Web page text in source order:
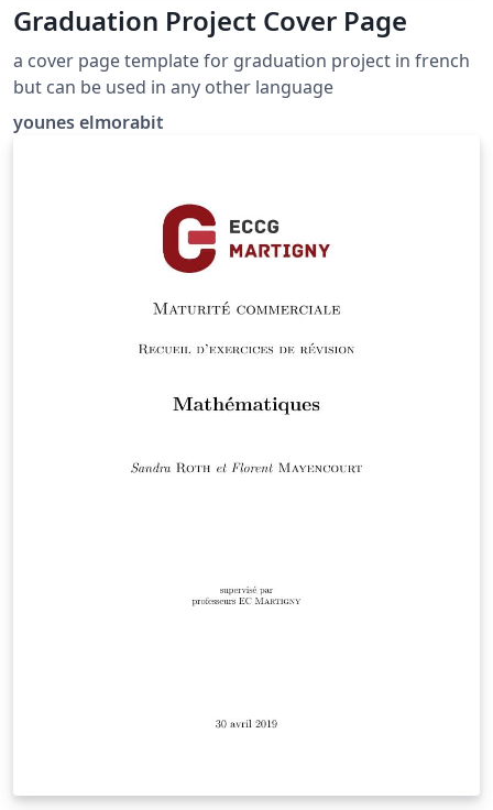
Graduation Project Cover Page
a cover page template for graduation project in french
but can be used in any other language
younes elmorabit